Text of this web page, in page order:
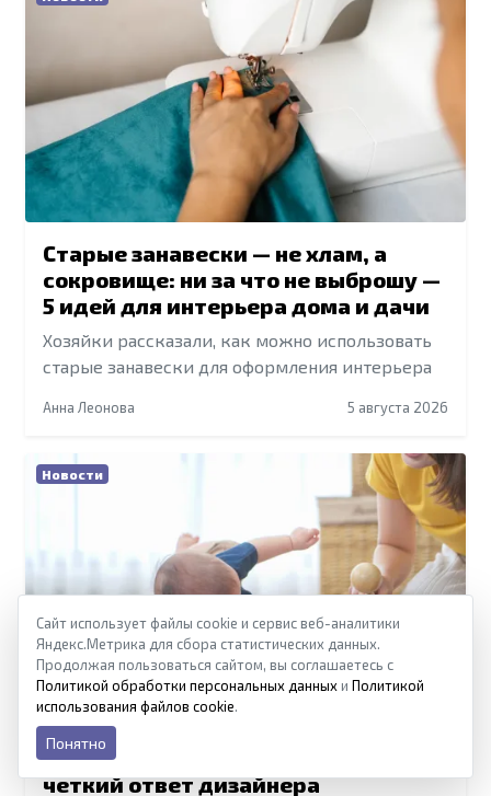
Старые занавески — не хлам, а
сокровище: ни за что не выброшу —
5 идей для интерьера дома и дачи
Хозяйки рассказали, как можно использовать
старые занавески для оформления интерьера
Анна Леонова 5 августа 2026
Новости
Яркие цвета в интерьере детской:
для какого возраста подходят —
четкий ответ дизайнера
Сайт использует файлы cookie и сервис веб-аналитики
Яндекс.Метрика для сбора статистических данных.
Продолжая пользоваться сайтом, вы соглашаетесь с
Политикой обработки персональных данных и Политикой
использования файлов cookie.
Понятно